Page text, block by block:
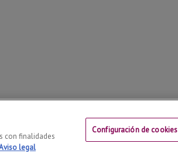
con finalidades
legal
Configuración de cookies